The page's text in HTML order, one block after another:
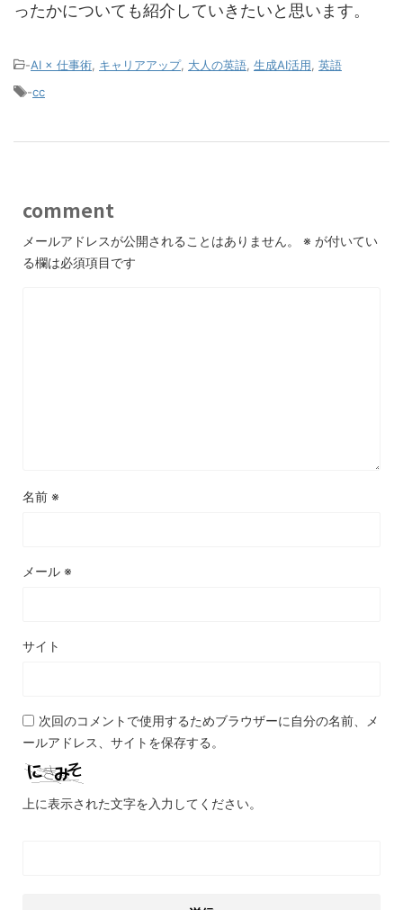
ったかについても紹介していきたいと思います。
-AI × 仕事術 キャリアアップ, 大人の英語 生成AI活用 英語
-cc
comment
メールアドレスが公開されることはありません。 ※ が付いてい
る欄は必須項目です
名前 ※
メール ※
サイト
次回のコメントで使用するためブラウザーに自分の名前、メ
ールアドレス、サイトを保存する。
上に表示された文字を入力してください。